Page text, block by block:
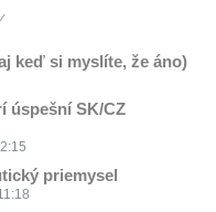
keď si myslíte, že áno)
úspešní SK/CZ
priemysel